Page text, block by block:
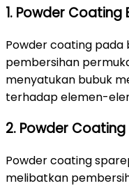
1. Powder Coating
Powder coating
pembersihan
menyatukan bubuk
terhadap elemen-
2. Powder
Powder coating
melibatkan